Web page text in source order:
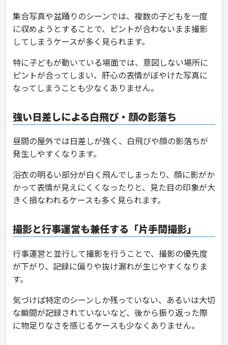
集合写真や盆踊りのシーンでは、複数の子どもを一度
に収めようとすることで、ピントが合わないまま撮影
してしまうケースが多く見られます。
特に子どもが動いている場面では、意図しない場所に
ピントが合ってしまい、肝心の表情がぼやけた写真に
なってしまうことも少なくありません。
強い日差しによる白飛び・顔の影落ち
昼間の屋外では日差しが強く、白飛びや顔の影落ちが
発生しやすくなります。
浴衣の明るい部分が白く飛んでしまったり、顔に影がか
かって表情が見えにくくなったりと、見た目の印象が大
きく損なわれるケースも多く見られます。
撮影と行事運営も兼任する「片手間撮影」
行事運営と並行して撮影を行うことで、撮影の優先度
が下がり、記録に偏りや抜け漏れが生じやすくなりま
す。
気づけば特定のシーンしか残っていない、あるいは大切
な瞬間が記録されていないなど、後から振り返った際
に物足りなさを感じるケースも少なくありません。